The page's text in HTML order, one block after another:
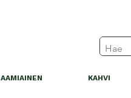
AAMIAINEN KAHVI